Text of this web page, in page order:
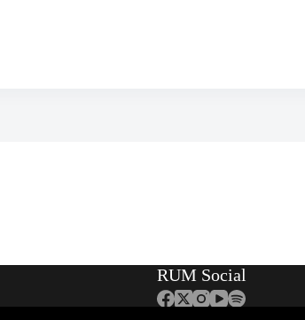
RUM Social